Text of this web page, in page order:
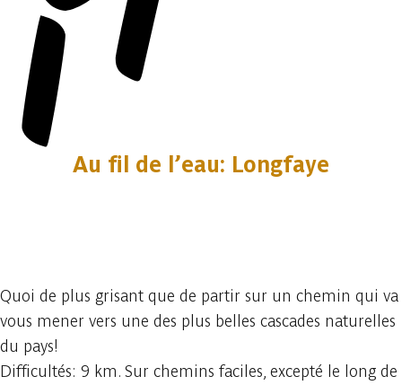
Au fil de l’eau: Longfaye
Quoi de plus grisant que de partir sur un chemin qui va
vous mener vers une des plus belles cascades naturelles
du pays!
Difficultés: 9 km. Sur chemins faciles, excepté le long de